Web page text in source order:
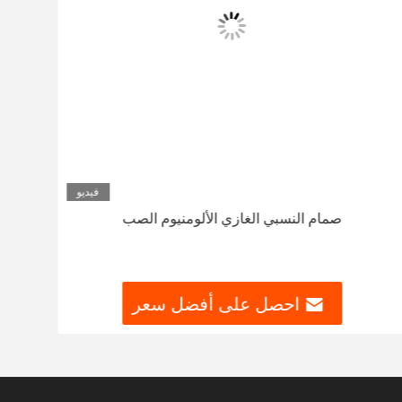
فيديو
صمام النسبي الغازي الألومنيوم الصب
احصل على أفضل سعر